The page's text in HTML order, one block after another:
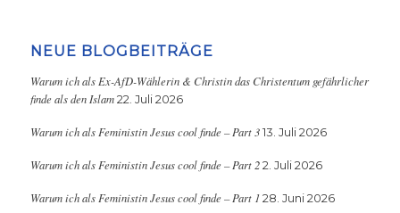
NEUE BLOGBEITRÄGE
Warum ich als Ex-AfD-Wählerin & Christin das Christentum gefährlicher
finde als den Islam 22. Juli 2026
Warum ich als Feministin Jesus cool finde – Part 3 13. Juli 2026
Warum ich als Feministin Jesus cool finde – Part 2 2. Juli 2026
Warum ich als Feministin Jesus cool finde – Part 1 28. Juni 2026